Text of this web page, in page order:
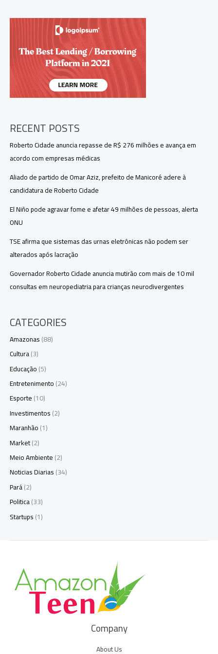
Um
destaca
herói
RECENT POSTS
Roberto Cidade anuncia repasse de R$ 276 milhões e avança em
acordo com empresas médicas
Aliado de partido de Omar Aziz, prefeito de Manicoré adere à
candidatura de Roberto Cidade
El Niño pode agravar fome e afetar 49 milhões de pessoas, alerta
ONU
TSE afirma que sistemas das urnas eletrônicas não podem ser
alterados após lacração
Governador Roberto Cidade anuncia mutirão com mais de 10 mil
consultas em neuropediatria para crianças neurodivergentes
CATEGORIES
Amazonas(88)
Cultura(3)
Educação(5)
Entretenimento(24)
Esporte(10)
Investimentos(2)
Maranhão(1)
Market(2)
Meio Ambiente(2)
Noticias Diarias(34)
Pará(2)
Politica(33)
Startups(1)
Company
About Us